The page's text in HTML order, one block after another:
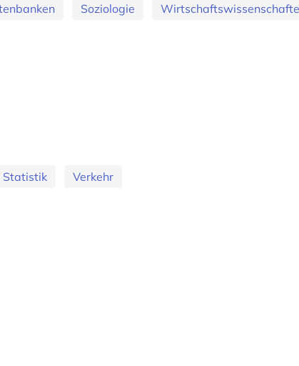
Soziologie
Statistik Verkehr